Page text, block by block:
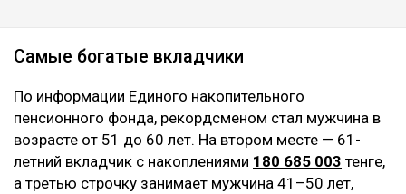
Самые богатые вкладчики
По информации Единого накопительного
пенсионного фонда, рекордсменом стал мужчина в
возрасте от 51 до 60 лет. На втором месте — 61-
летний вкладчик с накоплениями 180 685 003 тенге,
а третью строчку занимает мужчина 41–50 лет,